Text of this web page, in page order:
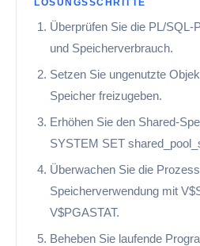
LÖSUNGSSCHRITTE
Überprüfen Sie die PL/SQL-
und Speicherverbrauch.
Setzen Sie ungenutzte
Speicher freizugeben.
Erhöhen Sie den Shared-
SYSTEM SET
Überwachen Sie die
Speicherverwendung mit
V$PGASTAT.
Beheben Sie laufende